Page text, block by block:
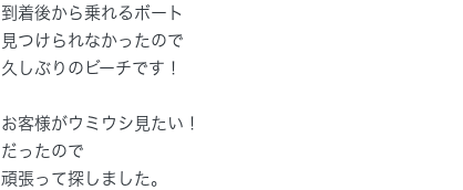
到着後から乗れるボート
見つけられなかったので
久しぶりのビーチです！
お客様がウミウシ見たい！
だったので
頑張って探しました。